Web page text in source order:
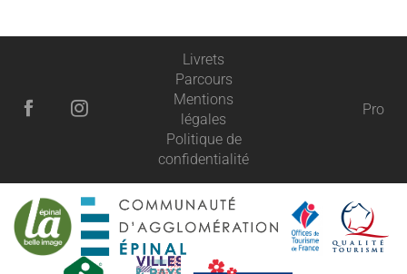
Livrets
Parcours
Mentions
légales
Politique de
confidentialité
Pro